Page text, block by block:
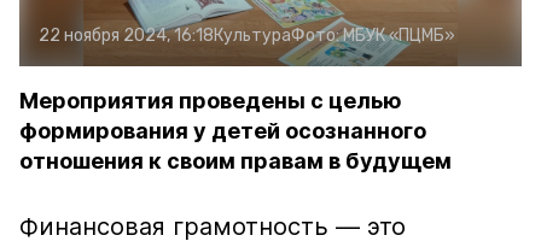
22 ноября 2024, 16:18КультураФото:МБУК «ПЦМБ»
Мероприятия проведены с целью
формирования у детей осознанного
отношения к своим правам в будущем
Финансовая грамотность — это